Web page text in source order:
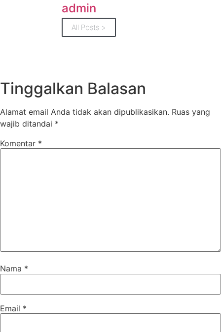
admin
All Posts >
Tinggalkan Balasan
Alamat email Anda tidak akan dipublikasikan. Ruas yang
wajib ditandai *
Komentar *
Nama *
Email *